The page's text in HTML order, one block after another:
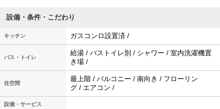
設備・条件・こだわり
キッチン ガスコンロ設置済 /
バス・トイレ
給湯 / バストイレ別 / シャワー / 室内洗濯機置
き場 /
住空間
最上階 / バルコニー / 南向き / フローリン
グ / エアコン /
設備・サービス